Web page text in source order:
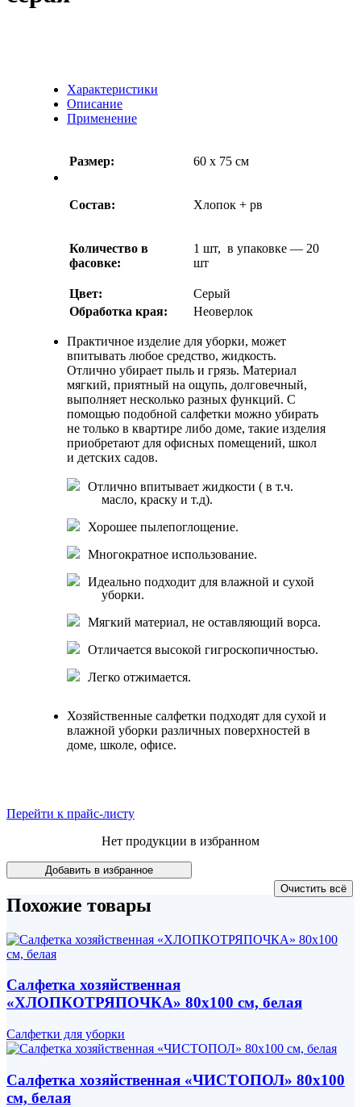
Характеристики
Описание
Применение
Размер: 60 x 75 см
Состав: Хлопок + рв
Количество в
фасовке:
1 шт, в упаковке — 20
шт
Цвет:
Серый
Обработка края:
Неоверлок
Практичное изделие для уборки, может
впитывать любое средство, жидкость.
Отлично убирает пыль и грязь. Материал
мягкий, приятный на ощупь, долговечный,
выполняет несколько разных функций. С
помощью подобной салфетки можно убирать
не только в квартире либо доме, такие изделия
приобретают для офисных помещений, школ
и детских садов.
Отлично впитывает жидкости ( в т.ч.
масло, краску и т.д).
Хорошее пылепоглощение.
Многократное использование.
Идеально подходит для влажной и сухой
уборки.
Мягкий материал, не оставляющий ворса.
Отличается высокой гигроскопичностью.
Легко отжимается.
Хозяйственные салфетки подходят для сухой и
влажной уборки различных поверхностей в
доме, школе, офисе.
Перейти к прайс-листу
Нет продукции в избранном
Похожие товары
Салфетка хозяйственная
«ХЛОПКОТРЯПОЧКА» 80x100 см, белая
Салфетки для уборки
Салфетка хозяйственная «ЧИСТОПОЛ» 80x100
см, белая